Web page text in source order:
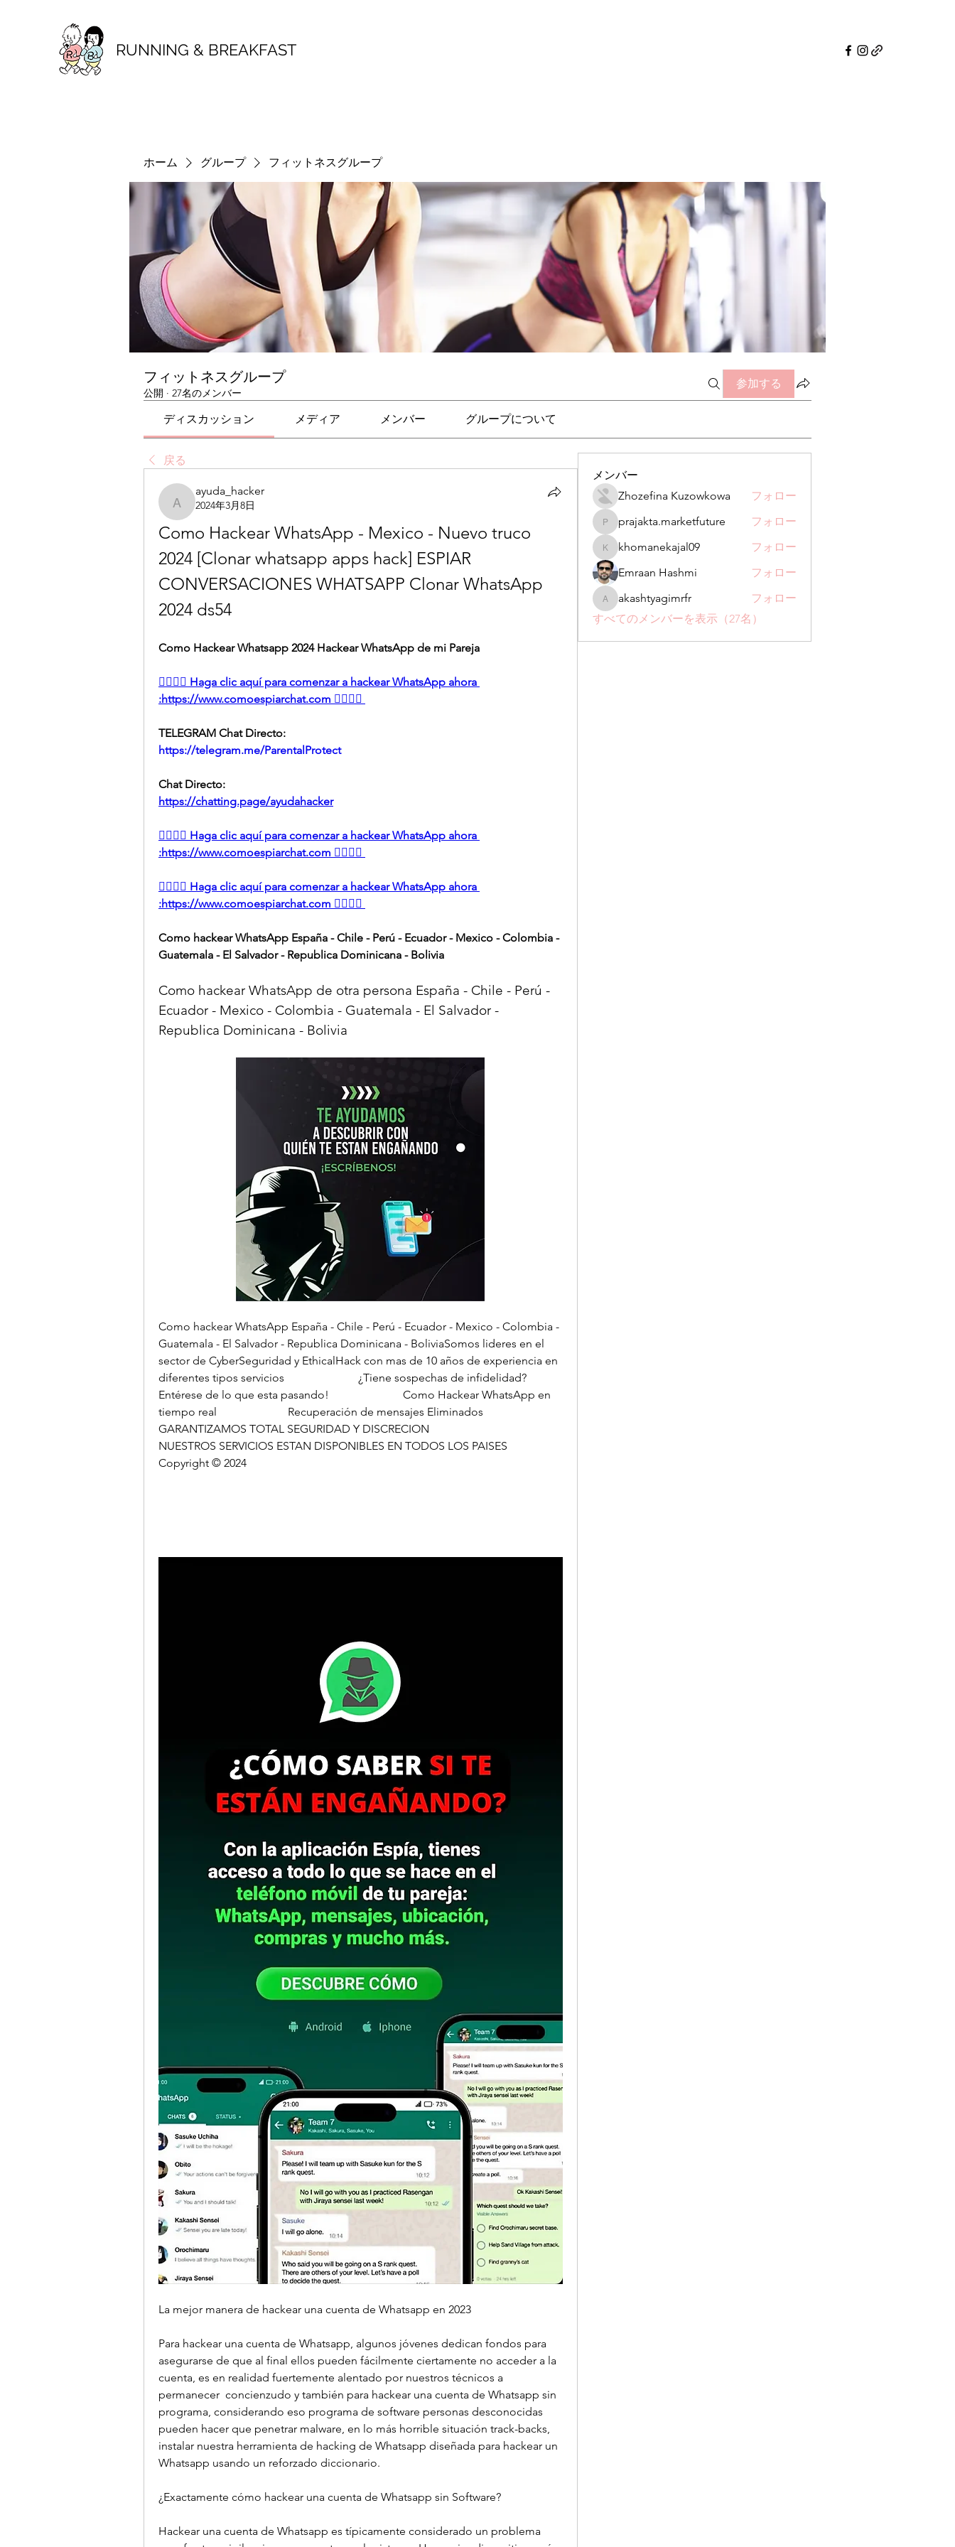
RUNNING & BREAKFAST
ホーム グループ フィットネスグループ
フィットネスグループ
公開 · 27名のメンバー
参加する
ディスカッション メディア メンバー グループについて
戻る
ayuda_hacker
ayuda_hacker
2024年3月8日
Como Hackear WhatsApp - Mexico - Nuevo truco
2024 [Clonar whatsapp apps hack] ESPIAR
CONVERSACIONES WHATSAPP Clonar WhatsApp
2024 ds54
Como Hackear Whatsapp 2024 Hackear WhatsApp de mi Pareja
👉🏻👉🏻 Haga clic aquí para comenzar a hackear WhatsApp ahora
:https://www.comoespiarchat.com 👈🏻👈🏻
TELEGRAM Chat Directo:
https://telegram.me/ParentalProtect
Chat Directo:
https://chatting.page/ayudahacker
👉🏻👉🏻 Haga clic aquí para comenzar a hackear WhatsApp ahora
:https://www.comoespiarchat.com 👈🏻👈🏻
👉🏻👉🏻 Haga clic aquí para comenzar a hackear WhatsApp ahora
:https://www.comoespiarchat.com 👈🏻👈🏻
Como hackear WhatsApp España - Chile - Perú - Ecuador - Mexico - Colombia -
Guatemala - El Salvador - Republica Dominicana - Bolivia
Como hackear WhatsApp de otra persona España - Chile - Perú -
Ecuador - Mexico - Colombia - Guatemala - El Salvador -
Republica Dominicana - Bolivia
Como hackear WhatsApp España - Chile - Perú - Ecuador - Mexico - Colombia -
Guatemala - El Salvador - Republica Dominicana - BoliviaSomos lideres en el
sector de CyberSeguridad y EthicalHack con mas de 10 años de experiencia en
diferentes tipos servicios                          ¿Tiene sospechas de infidelidad?
Entérese de lo que esta pasando!                          Como Hackear WhatsApp en
tiempo real                         Recuperación de mensajes Eliminados
GARANTIZAMOS TOTAL SEGURIDAD Y DISCRECION
NUESTROS SERVICIOS ESTAN DISPONIBLES EN TODOS LOS PAISES
Copyright © 2024
La mejor manera de hackear una cuenta de Whatsapp en 2023
Para hackear una cuenta de Whatsapp, algunos jóvenes dedican fondos para
asegurarse de que al final ellos pueden fácilmente ciertamente no acceder a la
cuenta, es en realidad fuertemente alentado por nuestros técnicos a
permanecer  concienzudo y también para hackear una cuenta de Whatsapp sin
programa, considerando eso programa de software personas desconocidas
pueden hacer que penetrar malware, en lo más horrible situación track-backs,
instalar nuestra herramienta de hacking de Whatsapp diseñada para hackear un
Whatsapp usando un reforzado diccionario.
¿Exactamente cómo hackear una cuenta de Whatsapp sin Software?
Hackear una cuenta de Whatsapp es típicamente considerado un problema
メンバー
Zhozefina Kuzowkowa
フォロー
prajakta.marketfuture
prajakta.marketfuture フォロー
khomanekajal09
khomanekajal09
フォロー
Emraan Hashmi
フォロー
akashtyagimrfr
akashtyagimrfr
フォロー
すべてのメンバーを表示（27名）